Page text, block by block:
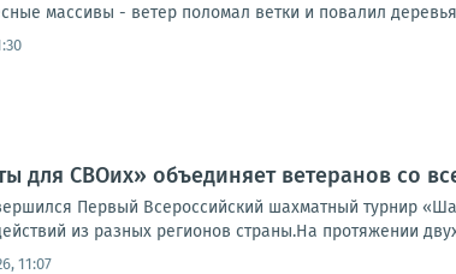
массивы - ветер поломал ветки и повалил
для СВОих» объединяет ветеранов со
Первый Всероссийский шахматный турнир
из разных регионов страны.На протяжении
11:07